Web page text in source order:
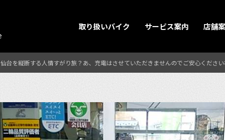
取り扱いバイク サービス案内 店舗
仙台を縦断する人情すがり旅？あ、充電はさせていただきませんのでご安心ください